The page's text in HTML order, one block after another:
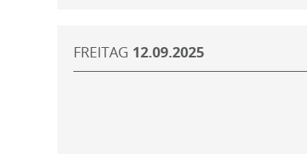
FREITAG 12.09.2025